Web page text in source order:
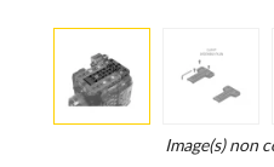
info
Legend...
Image(s) non